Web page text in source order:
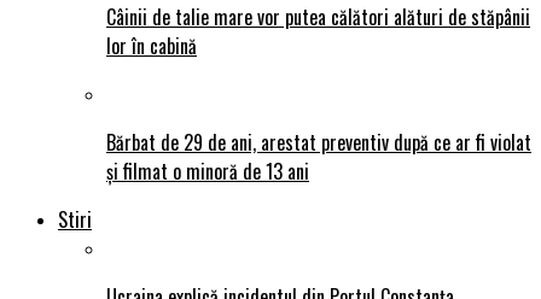
Câinii de talie mare vor putea călători alături de stăpânii
lor în cabină
Bărbat de 29 de ani, arestat preventiv după ce ar fi violat
și filmat o minoră de 13 ani
Stiri